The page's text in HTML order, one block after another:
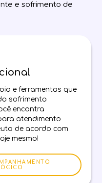
e sofrimento de
e ferramentas que
sofrimento
encontra
atendimento
de acordo com
mesmo!